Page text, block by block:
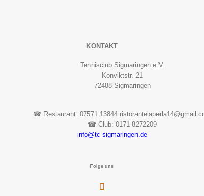
KONTAKT
Tennisclub Sigmaringen e.V.
Konviktstr. 21
72488 Sigmaringen
☎︎ Restaurant: 07571 13844
☎︎ Club: 0171 8272209
info@tc-sigmaringen.de
Folge uns